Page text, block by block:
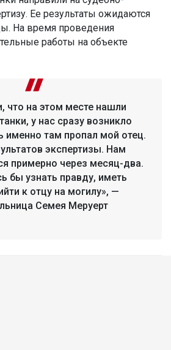
Ее результаты ожидаются
На время проведения
работы на объекте
что на этом месте нашли
у нас сразу возникло
именно там пропал мой отец.
экспертизы. Нам
примерно через месяц-два.
бы узнать правду, иметь
к отцу на могилу», —
Семея Меруерт